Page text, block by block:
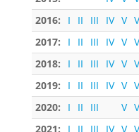
2016:
I II III IV V
2017:
I II III IV V
2018:
I II III IV V
2019:
I II III IV V
2020:
I II III V
2021:
I II III IV V